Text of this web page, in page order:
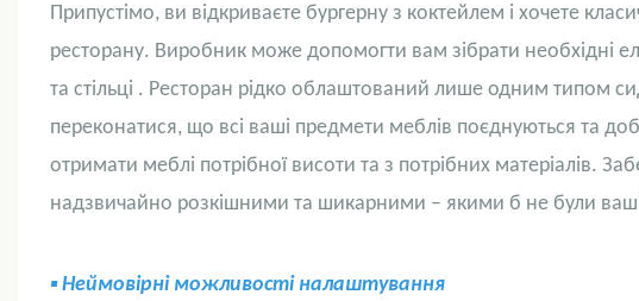
Припустімо, ви відкриваєте бургерну з коктейлем і хочете
ресторану. Виробник може допомогти вам зібрати необхідні
та стільці . Ресторан рідко облаштований лише одним типом
переконатися, що всі ваші предмети меблів поєднуються та
отримати меблі потрібної висоти та з потрібних матеріалів.
надзвичайно розкішними та шикарними – якими б не були
▪ Неймовірні можливості налаштування